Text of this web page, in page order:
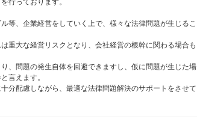
行っております。
等、企業経営をしていく上で、様々な法律問題が生じるこ
重大な経営リスクとなり、会社経営の根幹に関わる場合も
、問題の発生自体を回避できますし、仮に問題が生じた場
言えます。
分配慮しながら、最適な法律問題解決のサポートをさせて